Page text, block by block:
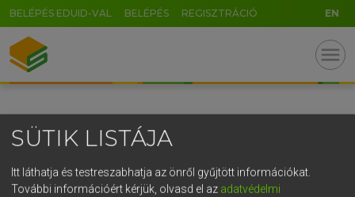
BELÉPÉS EDUID-VAL BELÉPÉS REGISZTRÁCIÓ EN
menu
SÜTIK LISTÁJA
Itt láthatja és testreszabhatja az önről gyűjtött információkat.
További információért kérjük, olvasd el az adatvédelmi
GR
5
g h j k l
v b n m , . - AltGr